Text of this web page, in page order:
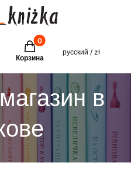
Товары в корзине: 0.
Корзина
русский / zł
в